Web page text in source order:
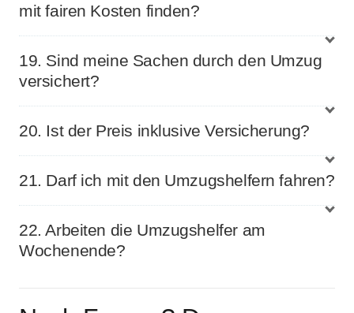
mit fairen Kosten finden?
19. Sind meine Sachen durch den Umzug
versichert?
20. Ist der Preis inklusive Versicherung?
21. Darf ich mit den Umzugshelfern fahren?
22. Arbeiten die Umzugshelfer am
Wochenende?